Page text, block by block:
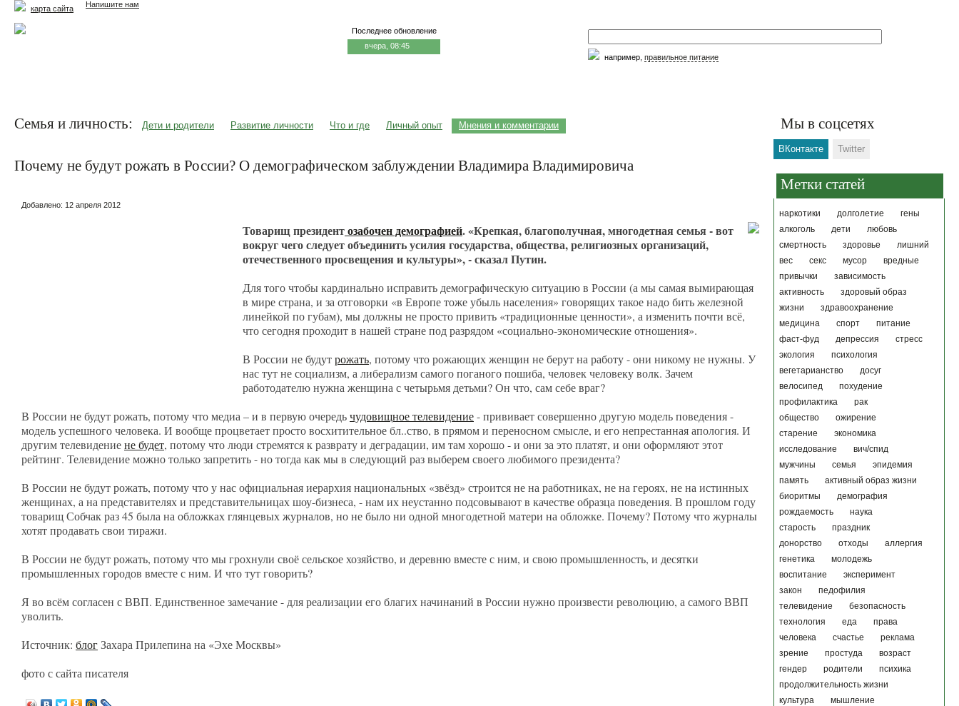
Напишите нам
например, правильное питание
карта сайта
Последнее обновление
вчера, 08:45
Мы в соцсетях
ВКонтакте Twitter
Метки статей
наркотики долголетие
гены
алкоголь
дети
любовь
смертность
здоровье
лишний
вес
секс мусор
вредные
привычки
зависимость
активность
здоровый образ
жизни
здравоохранение
медицина
спорт
питание
фаст-фуд
депрессия
стресс
экология
психология
вегетарианство
досуг
велосипед
похудение
профилактика
рак
общество
ожирение
старение
экономика
исследование
вич/спид
мужчины
семья
эпидемия
память
активный образ жизни
биоритмы
демография
рождаемость
наука
старость
праздник
донорство
отходы
аллергия
генетика
молодежь
воспитание
эксперимент
закон
педофилия
телевидение
безопасность
технология
еда
права
человека
счастье
реклама
зрение
простуда
возраст
гендер
родители
психика
продолжительность жизни
культура
мышление
Семья и личность: Дети и родители Развитие личности Что и где Личный опыт Мнения и комментарии
Почему не будут рожать в России? О демографическом заблуждении Владимира Владимировича
Добавлено: 12 апреля 2012
Товарищ президентозабочен демографией. «Крепкая, благополучная, многодетная семья - вот
вокруг чего следует объединить усилия государства, общества, религиозных организаций,
отечественного просвещения и культуры», - сказал Путин.
Для того чтобы кардинально исправить демографическую ситуацию в России (а мы самая вымирающая
в мире страна, и за отговорки «в Европе тоже убыль населения» говорящих такое надо бить железной
линейкой по губам), мы должны не просто привить «традиционные ценности», а изменить почти всё,
что сегодня проходит в нашей стране под разрядом «социально-экономические отношения».
В России не будутрожать, потому что рожающих женщин не берут на работу - они никому не нужны. У
нас тут не социализм, а либерализм самого поганого пошиба, человек человеку волк. Зачем
работодателю нужна женщина с четырьмя детьми? Он что, сам себе враг?
В России не будут рожать, потому что медиа – и в первую очередьчудовищное телевидение- прививает совершенно другую модель поведения -
модель успешного человека. И вообще процветает просто восхитительное бл..ство, в прямом и переносном смысле, и его непрестанная апология. И
другим телевидениене будет, потому что люди стремятся к разврату и деградации, им там хорошо - и они за это платят, и они оформляют этот
рейтинг. Телевидение можно только запретить - но тогда как мы в следующий раз выберем своего любимого президента?
В России не будут рожать, потому что у нас официальная иерархия национальных «звёзд» строится не на работниках, не на героях, не на истинных
женщинах, а на представителях и представительницах шоу-бизнеса, - нам их неустанно подсовывают в качестве образца поведения. В прошлом году
товарищ Собчак раз 45 была на обложках глянцевых журналов, но не было ни одной многодетной матери на обложке. Почему? Потому что журналы
хотят продавать свои тиражи.
В России не будут рожать, потому что мы грохнули своё сельское хозяйство, и деревню вместе с ним, и свою промышленность, и десятки
промышленных городов вместе с ним. И что тут говорить?
Я во всём согласен с ВВП. Единственное замечание - для реализации его благих начинаний в России нужно произвести революцию, а самого ВВП
уволить.
Источник: блогЗахара Прилепина на «Эхе Москвы»
фото с сайта писателя